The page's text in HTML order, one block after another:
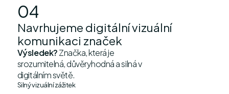
04
Navrhujeme digitální vizuální
komunikaci značek
Výsledek?Značka, která je
srozumitelná, důvěryhodná a silná v
digitálním světě.
Silný vizuální zážitek